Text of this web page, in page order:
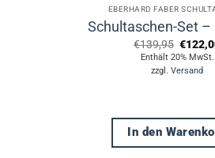
EBERHARD FABER
Schultaschen-Set –
€139,95
Preis
war:
€139,95
€
Enthält 20% MwSt.
zzgl. Versand
In den